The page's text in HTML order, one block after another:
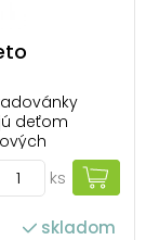
deťom
hry pri
Vyfarbovanie
ks
skladom